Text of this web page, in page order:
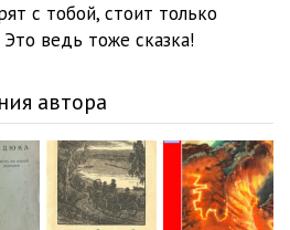
с тобой, стоит только
ведь тоже сказка!
автора